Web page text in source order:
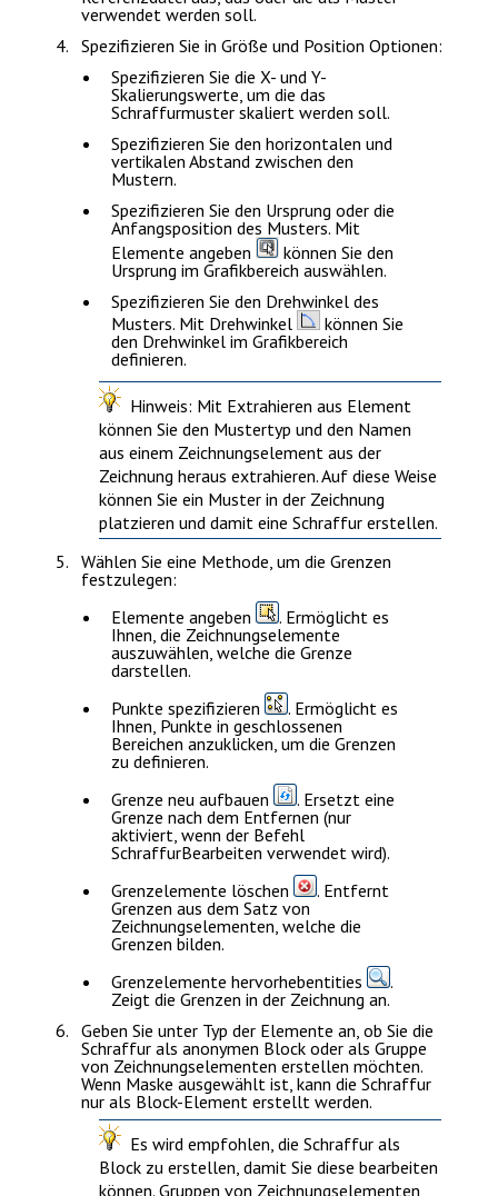
verwendet werden soll.
Spezifizieren Sie inGröße und Position Optionen:
Spezifizieren Sie die X- und Y-
Skalierungswerte, um die das
Schraffurmuster skaliert werden soll.
Spezifizieren Sie den horizontalen und
vertikalen Abstand zwischen den
Mustern.
Spezifizieren Sie den Ursprung oder die
Anfangsposition des Musters. Mit
Elemente angeben
können Sie den
Ursprung im Grafikbereich auswählen.
Spezifizieren Sie den Drehwinkel des
Musters. Mit Drehwinkel
können Sie
den Drehwinkel im Grafikbereich
definieren.
Hinweis: Mit Extrahieren aus Element
können Sie den Mustertyp und den Namen
aus einem Zeichnungselement aus der
Zeichnung heraus extrahieren. Auf diese Weise
können Sie ein Muster in der Zeichnung
platzieren und damit eine Schraffur erstellen.
Wählen Sie eine Methode, um die Grenzen
festzulegen:
Elemente angeben
. Ermöglicht es
Ihnen, die Zeichnungselemente
auszuwählen, welche die Grenze
darstellen.
Punkte spezifizieren
. Ermöglicht es
Ihnen, Punkte in geschlossenen
Bereichen anzuklicken, um die Grenzen
zu definieren.
Grenze neu aufbauen
. Ersetzt eine
Grenze nach dem Entfernen (nur
aktiviert, wenn der Befehl
SchraffurBearbeiten verwendet wird).
Grenzelemente löschen
. Entfernt
Grenzen aus dem Satz von
Zeichnungselementen, welche die
Grenzen bilden.
Grenzelemente hervorhebentities
.
Zeigt die Grenzen in der Zeichnung an.
Geben Sie unter Typ der Elemente an, ob Sie die
Schraffur als anonymen Block oder als Gruppe
von Zeichnungselementen erstellen möchten.
Wenn Maske ausgewählt ist, kann die Schraffur
nur als Block-Element erstellt werden.
Es wird empfohlen, die Schraffur als
Block zu erstellen, damit Sie diese bearbeiten
können. Gruppen von Zeichnungselementen